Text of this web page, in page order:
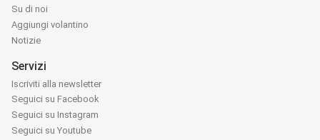
Su di noi
Aggiungi volantino
Notizie
Servizi
Iscriviti alla newsletter
Seguici su Facebook
Seguici su Instagram
Seguici su Youtube